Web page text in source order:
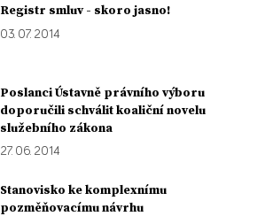
Registr smluv - skoro jasno!
03. 07. 2014
Poslanci Ústavně právního výboru
doporučili schválit koaliční novelu
služebního zákona
27. 06. 2014
Stanovisko ke komplexnímu
pozměňovacímu návrhu